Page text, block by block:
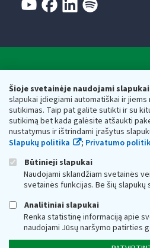
Šioje svetainėje naudojami slapukai
slapukai įdiegiami automatiškai ir jiems
sutikimas. Taip pat galite sutikti ir su
sutikimą bet kada galėsite atšaukti
nustatymus ir ištrindami įrašytus
Slapukų politika
; Privatumo
Būtinieji slapukai
Naudojami sklandžiam svetainės
svetainės funkcijas. Be šių
Analitiniai slapukai
Renka statistinę informaciją apie
naudojami Jūsų naršymo patirties
Valstybinė mokesčių
Respublikos finansų
Biudžetinė įstaiga. Juridinio asmens
adresas: Vasario 16-osios g. 14, 01107
vmi@vmi.lt , E. pristatymo dėžutės
Duomenys apie Valstybinę mokesčių
Respublikos finansų ministerijos